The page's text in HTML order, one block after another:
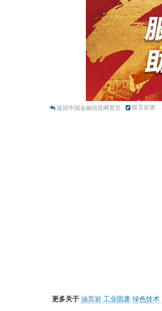
返回中国金融信息网首页 留言反馈
更多关于 油页岩 工业固废 绿色技术